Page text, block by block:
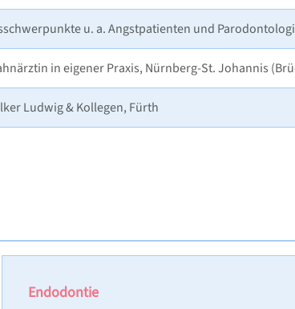
u. a. Angstpatienten und
in eigener Praxis, Nürnberg-St. Johannis
Ludwig & Kollegen, Fürth
Endodontie